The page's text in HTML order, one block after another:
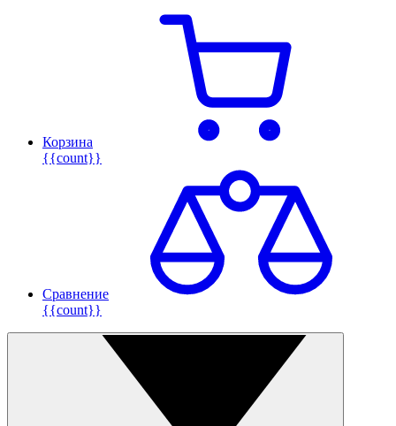
Корзина
{{count}}
Сравнение
{{count}}